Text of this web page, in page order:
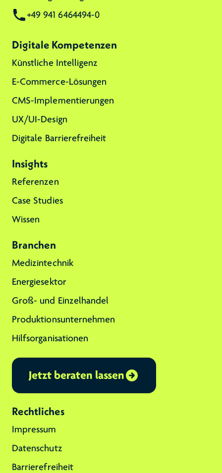
+49 941 6464494-0
Digitale Kompetenzen
Künstliche Intelligenz
E-Commerce-Lösungen
CMS-Implementierungen
UX/UI-Design
Digitale Barrierefreiheit
Insights
Referenzen
Case Studies
Wissen
Branchen
Medizintechnik
Energiesektor
Groß- und Einzelhandel
Produktionsunternehmen
Hilfsorganisationen
Jetzt beraten lassen
Rechtliches
Impressum
Datenschutz
Barrierefreiheit